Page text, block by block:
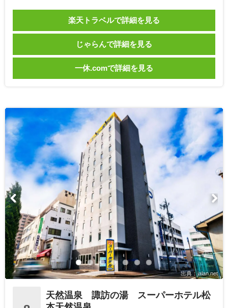
楽天トラベルで詳細を見る
じゃらんで詳細を見る
一休.comで詳細を見る
出典：jalan.net
天然温泉 諏訪の湯 スーパーホテル松